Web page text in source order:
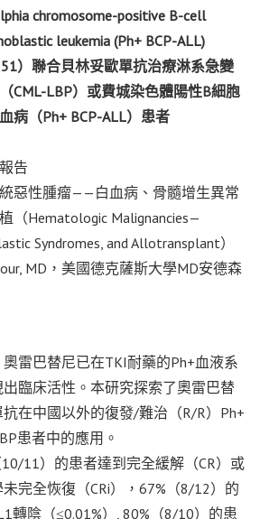
chromosome-positive B-cell
leukemia (Ph+ BCP-ALL)
）聯合貝林妥歐單抗治療淋系急變
CML-LBP）或費城染色體陽性B細胞
病（Ph+ BCP-ALL）患者
告
惡性腫瘤——白血病、骨髓增生異常
（Hematologic Malignancies—
Syndromes, and Allotransplant）
MD，美國德克薩斯大學MD安德森
奧雷巴替尼已在TKI耐藥的Ph+血液系
臨床活性。本研究探索了奧雷巴替
在中國以外的復發/難治（R/R）Ph+
患者中的應用。
11）的患者達到完全緩解（CR）或
完全恢復（CRi），67%（8/12）的
轉陰（≤0.01%）, 80%（8/10）的患